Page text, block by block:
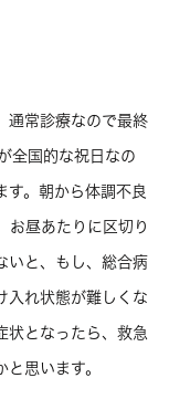
通常診療なので最終
全国的な祝日なの
す。朝から体調不良
お昼あたりに区切り
いと、もし、総合病
入れ状態が難しくな
状となったら、救急
思います。